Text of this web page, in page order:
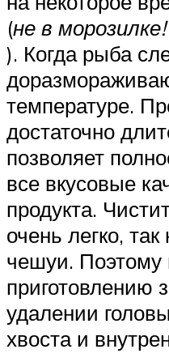
(не в морозилке!
). Когда рыба
температуре.
достаточно
позволяет
все вкусовые
продукта.
очень легко,
чешуи. Поэтому
приготовлению
удалении
хвоста и